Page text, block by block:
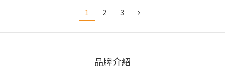
1 2 3
品牌介紹